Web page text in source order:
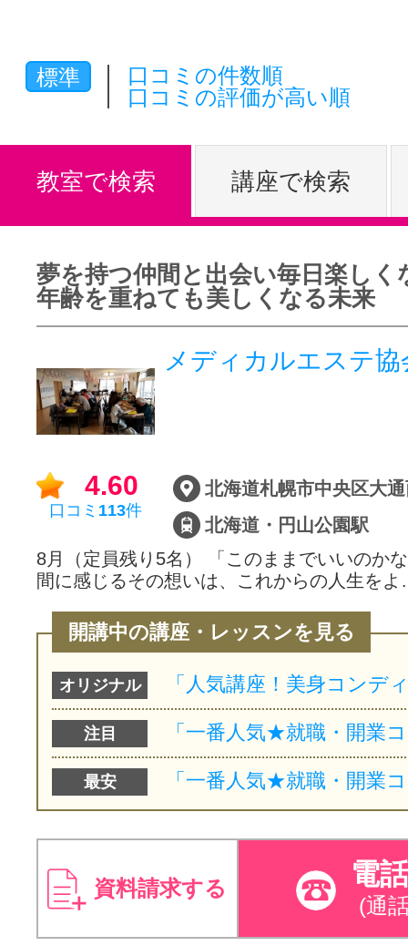
やりたいこ
特集をみる
グッドスク
掲載のお問
標準
口コミの件数順
口コミの評価が高い順
教室で検索 講座で検索
夢を持つ仲間と出会い毎日楽しく
年齢を重ねても美しくなる未来
メディカルエステ協
4.60
口コミ 113件
北海道・円山公園駅
8月（定員残り5名） 「このままでいいのか
間に感じるその想いは、これからの人生を
開講中の講座・レッスンを見る
オリジナル
注目
最安
資料請求する 電
(通